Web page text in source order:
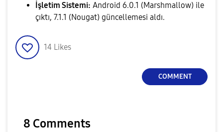
İşletim Sistemi: Android 6.0.1 (Marshmallow) ile
çıktı, 7.1.1 (Nougat) güncellemesi aldı.
14 Likes
COMMENT
8 Comments